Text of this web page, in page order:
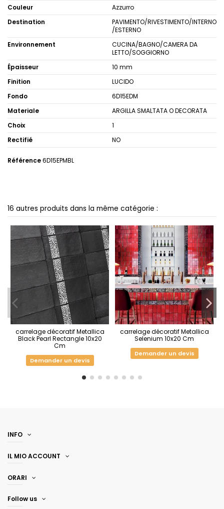
Couleur
Azzurro
Destination
PAVIMENTO/RIVESTIMENTO/INTERNO
/ESTERNO
Environnement
CUCINA/BAGNO/CAMERA DA
LETTO/SOGGIORNO
Épaisseur
10 mm
Finition
LUCIDO
Fondo
6D15EDM
Materiale
ARGILLA SMALTATA O DECORATA
Choix
1
Rectifié
NO
Référence6D15EPMBL
16 autres produits dans la même catégorie :
carrelage décoratif Metallica
Black Pearl Rectangle 10x20
Cm
Demander un devis
carrelage décoratif Metallica
Selenium 10x20 Cm
Demander un devis
INFO
IL MIO ACCOUNT
ORARI
Follow us